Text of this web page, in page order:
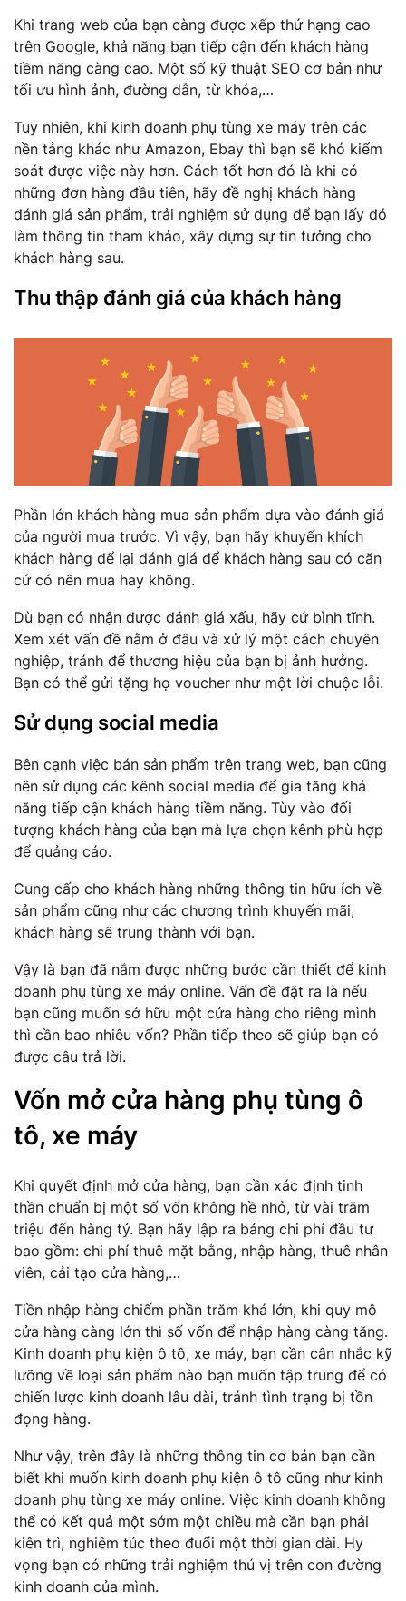
Khi trang web của bạn càng được xếp thứ hạng cao
trên Google, khả năng bạn tiếp cận đến khách hàng
tiềm năng càng cao. Một số kỹ thuật SEO cơ bản như
tối ưu hình ảnh, đường dẫn, từ khóa,…
Tuy nhiên, khi kinh doanh phụ tùng xe máy trên các
nền tảng khác như Amazon, Ebay thì bạn sẽ khó kiểm
soát được việc này hơn. Cách tốt hơn đó là khi có
những đơn hàng đầu tiên, hãy đề nghị khách hàng
đánh giá sản phẩm, trải nghiệm sử dụng để bạn lấy đó
làm thông tin tham khảo, xây dựng sự tin tưởng cho
khách hàng sau.
Thu thập đánh giá của khách hàng
Phần lớn khách hàng mua sản phẩm dựa vào đánh giá
của người mua trước. Vì vậy, bạn hãy khuyến khích
khách hàng để lại đánh giá để khách hàng sau có căn
cứ có nên mua hay không.
Dù bạn có nhận được đánh giá xấu, hãy cứ bình tĩnh.
Xem xét vấn đề nằm ở đâu và xử lý một cách chuyên
nghiệp, tránh để thương hiệu của bạn bị ảnh hưởng.
Bạn có thể gửi tặng họ voucher như một lời chuộc lỗi.
Sử dụng social media
Bên cạnh việc bán sản phẩm trên trang web, bạn cũng
nên sử dụng các kênh social media để gia tăng khả
năng tiếp cận khách hàng tiềm năng. Tùy vào đối
tượng khách hàng của bạn mà lựa chọn kênh phù hợp
để quảng cáo.
Cung cấp cho khách hàng những thông tin hữu ích về
sản phẩm cũng như các chương trình khuyến mãi,
khách hàng sẽ trung thành với bạn.
Vậy là bạn đã nắm được những bước cần thiết để kinh
doanh phụ tùng xe máy online. Vấn đề đặt ra là nếu
bạn cũng muốn sở hữu một cửa hàng cho riêng mình
thì cần bao nhiêu vốn? Phần tiếp theo sẽ giúp bạn có
được câu trả lời.
Vốn mở cửa hàng phụ tùng ô
tô, xe máy
Khi quyết định mở cửa hàng, bạn cần xác định tinh
thần chuẩn bị một số vốn không hề nhỏ, từ vài trăm
triệu đến hàng tỷ. Bạn hãy lập ra bảng chi phí đầu tư
bao gồm: chi phí thuê mặt bằng, nhập hàng, thuê nhân
viên, cải tạo cửa hàng,…
Tiền nhập hàng chiếm phần trăm khá lớn, khi quy mô
cửa hàng càng lớn thì số vốn để nhập hàng càng tăng.
Kinh doanh phụ kiện ô tô, xe máy, bạn cần cân nhắc kỹ
lưỡng về loại sản phẩm nào bạn muốn tập trung để có
chiến lược kinh doanh lâu dài, tránh tình trạng bị tồn
đọng hàng.
Như vậy, trên đây là những thông tin cơ bản bạn cần
biết khi muốn kinh doanh phụ kiện ô tô cũng như kinh
doanh phụ tùng xe máy online. Việc kinh doanh không
thể có kết quả một sớm một chiều mà cần bạn phải
kiên trì, nghiêm túc theo đuổi một thời gian dài. Hy
vọng bạn có những trải nghiệm thú vị trên con đường
kinh doanh của mình.